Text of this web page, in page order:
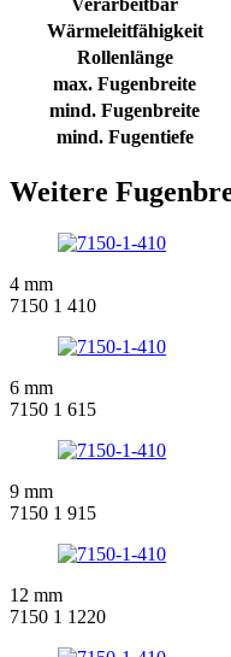
Wärmeleitfähigkeit
Rollenlänge
max. Fugenbreite
mind. Fugenbreite
mind. Fugentiefe
Weitere
4 mm
7150 1 410
6 mm
7150 1 615
9 mm
7150 1 915
12 mm
7150 1 1220